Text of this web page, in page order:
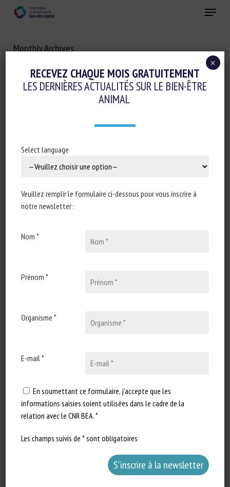
content
Menu
Monthly Archives
Contemplating the Five
welfare assessment: UK
horse owner perceptions of
Type de document : Article
L.J.…
RECEVEZ CHAQUE MOIS GRATUITEMENT
LES DERNIÈRES ACTUALITÉS SUR LE BIEN-ÊTRE
ANIMAL
Select language
Veuillez remplir le formulaire ci-dessous pour vous inscrire à
notre newsletter :
Nom *
Prénom *
Organisme *
E-mail *
En soumettant ce formulaire, j'accepte que les
informations saisies soient utilisées dans le cadre de la
relation avec le CNR BEA. *
Les champs suivis de * sont obligatoires
×